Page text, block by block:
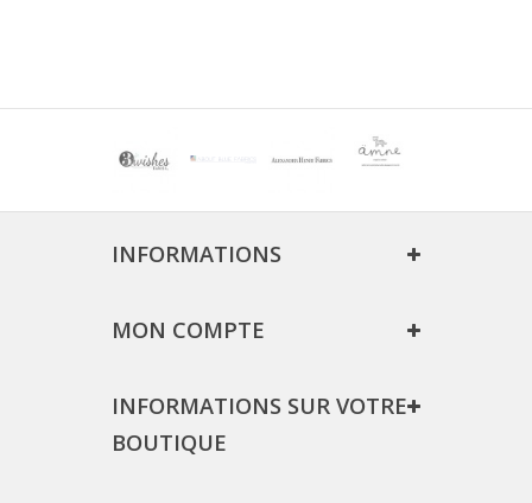
INFORMATIONS
MON COMPTE
INFORMATIONS SUR VOTRE
BOUTIQUE